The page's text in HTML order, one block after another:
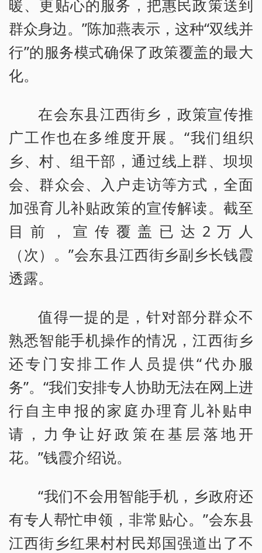
暖、更贴心的服务，把惠民政策送到
群众身边。”陈加燕表示，这种“双线并
行”的服务模式确保了政策覆盖的最大
化。
在会东县江西街乡，政策宣传推
广工作也在多维度开展。“我们组织
乡、村、组干部，通过线上群、坝坝
会、群众会、入户走访等方式，全面
加强育儿补贴政策的宣传解读。截至
目前，宣传覆盖已达2万人
（次）。”会东县江西街乡副乡长钱霞
透露。
值得一提的是，针对部分群众不
熟悉智能手机操作的情况，江西街乡
还专门安排工作人员提供“代办服
务”。“我们安排专人协助无法在网上进
行自主申报的家庭办理育儿补贴申
请，力争让好政策在基层落地开
花。”钱霞介绍说。
“我们不会用智能手机，乡政府还
有专人帮忙申领，非常贴心。”会东县
江西街乡红果村村民郑国强道出了不